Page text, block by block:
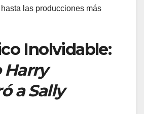
las producciones más
Inolvidable:
Harry
a Sally